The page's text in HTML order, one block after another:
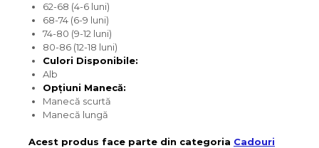
62-68 (4-6 luni)
68-74 (6-9 luni)
74-80 (9-12 luni)
80-86 (12-18 luni)
Culori Disponibile:
Alb
Opțiuni Manecă:
Manecă scurtă
Manecă lungă
Acest produs face parte din categoria Cadouri